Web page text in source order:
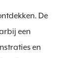
De
een
en